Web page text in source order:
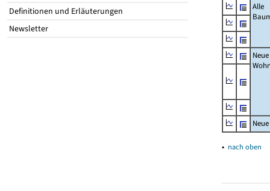
Definitionen und Erläuterungen
Newsletter
Alle
Neue
▴ nach oben